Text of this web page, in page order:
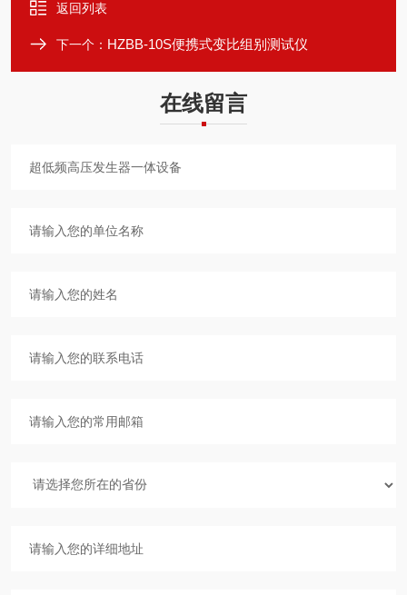
返回列表
下一个： HZBB-10S便携式变比组别测试仪
在线留言